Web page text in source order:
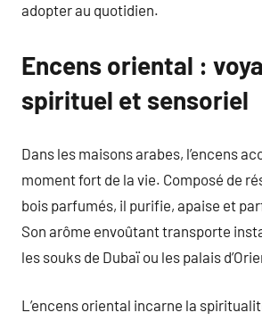
adopter au quotidien.
Encens oriental :
spirituel et sensoriel
Dans les maisons arabes, l’encens
moment fort de la vie. Composé de
bois parfumés, il purifie, apaise et
Son arôme envoûtant transporte
les souks de Dubaï ou les palais
L’encens oriental incarne la